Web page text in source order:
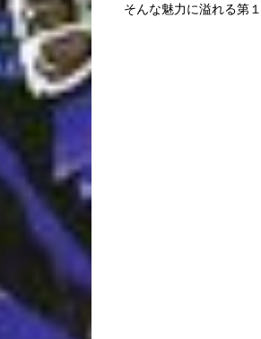
そんな魅力に溢れる第